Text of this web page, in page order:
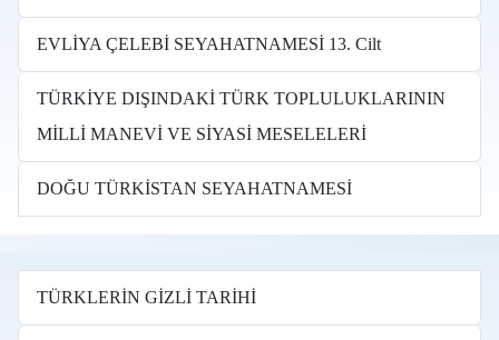
EVLİYA ÇELEBİ SEYAHATNAMESİ 13. Cilt
TÜRKİYE DIŞINDAKİ TÜRK TOPLULUKLARININ
MİLLİ MANEVİ VE SİYASİ MESELELERİ
DOĞU TÜRKİSTAN SEYAHATNAMESİ
TÜRKLERİN GİZLİ TARİHİ